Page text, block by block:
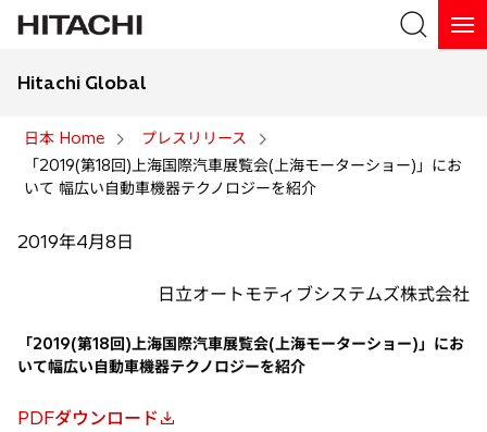
検索
Hitachi Global
日本 Home
プレスリリース
「2019(第18回)上海国際汽車展覧会(上海モーターショー)」にお
いて 幅広い自動車機器テクノロジーを紹介
2019年4月8日
日立オートモティブシステムズ株式会社
「2019(第18回)上海国際汽車展覧会(上海モーターショー)」にお
いて幅広い自動車機器テクノロジーを紹介
PDFダウンロード